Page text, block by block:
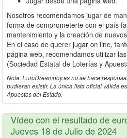
Nosotros recomendamos jugar de
forma de comprometerte con el país
mantenimiento y la creación de
En el caso de querer jugar on line,
página web, recomendamos utilizar
(Sociedad Estatal de Loterías y
Nota: EuroDreamhoy.es no se hace
pudieran existir. La única lista oficial válida
Apuestas del Estado.
Vídeo con el resultado de
Jueves 18 de Julio de 2024